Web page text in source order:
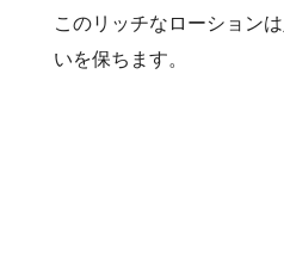
このリッチなローション
いを保ちます。